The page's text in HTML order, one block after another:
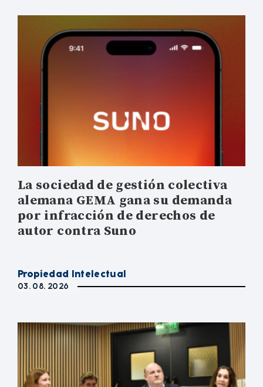
La sociedad de gestión colectiva
alemana GEMA gana su demanda
por infracción de derechos de
autor contra Suno
Propiedad Intelectual
03. 08. 2026